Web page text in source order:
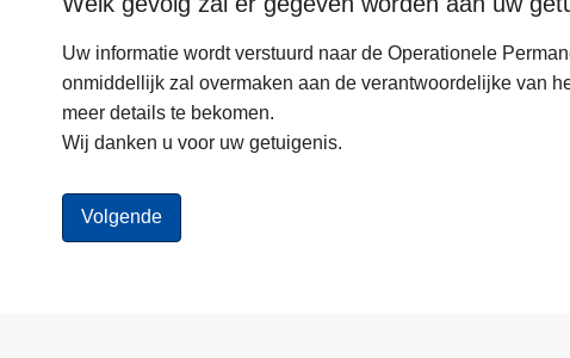
Uw informatie wordt verstuurd naar de Operationele
onmiddellijk zal overmaken aan de verantwoordelijke van
meer details te bekomen.
Wij danken u voor uw getuigenis.